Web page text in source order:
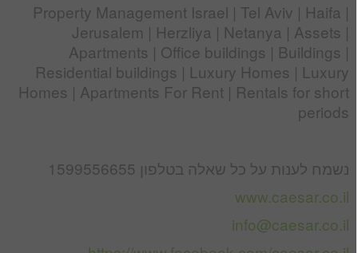
Property Management Israel | Tel Aviv | Haifa |
Jerusalem | Herzliya | Netanya | Assets |
Apartments | Office buildings | Buildings |
Residential buildings | Luxury Homes | Luxury
Homes | Apartments For Rent | Rentals for short
periods
נשמח לענות על כל שאלה בטלפון 1599556655
www.caesar.co.il
info@caesar.co.il